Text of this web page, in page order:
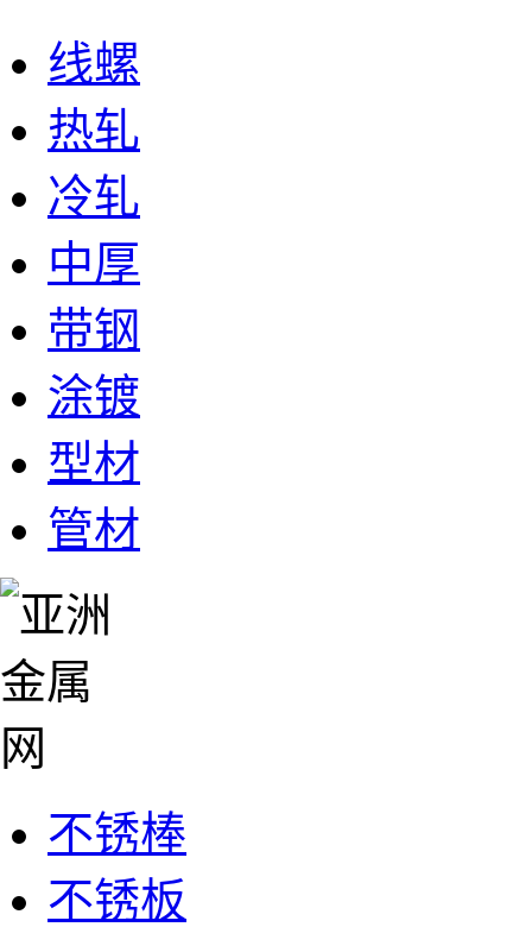
线螺
热轧
冷轧
中厚
带钢
涂镀
型材
管材
不锈棒
不锈板